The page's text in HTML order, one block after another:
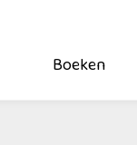
Boeken